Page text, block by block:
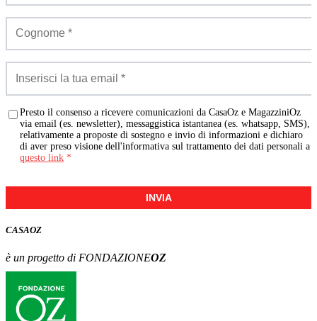
Presto il consenso a ricevere comunicazioni da CasaOz e MagazziniOz
via email (es. newsletter), messaggistica istantanea (es. whatsapp, SMS),
relativamente a proposte di sostegno e invio di informazioni e dichiaro
di aver preso visione dell'informativa sul trattamento dei dati personali a
questo link *
INVIA
CASAOZ
è un progetto di FONDAZIONEOZ